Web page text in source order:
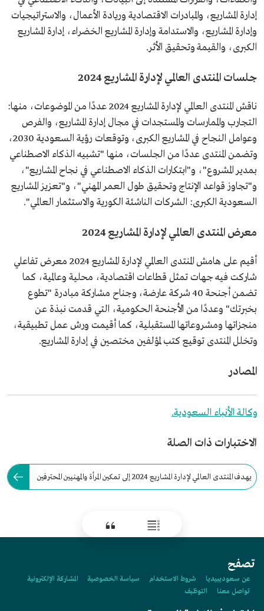
إدارة المشاريع، والمبادرات الاقتصادية وريادة الأعمال، والاستراتيجيات
وإدارة المشاريع، والاستدامة وإدارة المشاريع الخضراء، إدارة المشاريع
الكبرى، والقيمة وتحقيق الأثر.
جلسات المنتدى العالمي لإدارة المشاريع 2024
ناقش المنتدى العالمي لإدارة المشاريع 2024 عددًا من الموضوعات، منها:
التجارب والممارسات والمستجدات في مجال إدارة المشاريع، والفرص
وعوامل النجاح في المشاريع الكبرى، وتوقعات رؤية السعودية 2030،
وتضمن المنتدى عددًا من الجلسات، منها "تشبيه الذكاء الاصطناعي
بمدير المشروع"، و"ابتكارات الذكاء الاصطناعي في نجاح المشاريع"،
و"تجاوز قواعد الإنتاج وتحقيق طول العمر المهني"، و"تعزيز المشاريع
السعودية الكبرى: الشركات الناشئة الكورية والاستثمار العالمي".
معرض المنتدى العالمي لإدارة المشاريع 2024
أقيم على هامش المنتدى العالمي لإدارة المشاريع 2024 معرض تفاعلي
شاركت فيه جهات تمثل قطاعات اقتصادية، محلية وعالمية، كما
تضمن أجنحة 40 شركة عارضة، وجناح مشاركة مبادرة "تطوع
بخبرتك" وعددًا من الأجنحة الحكومية، التي قدمت نبذة عن
منجزاتها ومشروعاتها المستقبلية، كما أقيمت ورش عمل تطبيقية،
وتخلل المنتدى توقيع كتب لمؤلفين مختصين في إدارة المشاريع.
المصادر
وكالة الأنباء السعودية.
الاختبارات ذات الصلة
يهدف المنتدى العالمي لإدارة المشاريع 2024 إلى تمكين المرأة والمهنيين المحترفين
تصفح
عن سعوديبيديا شروط الاستخدام سياسة الخصوصية
المشاركة الإلكترونية
تواصل معنا
التوظيف